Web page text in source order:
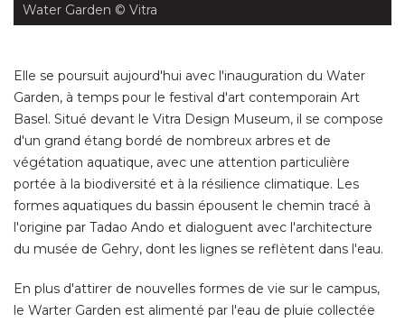
Water Garden © Vitra
Elle se poursuit aujourd'hui avec l'inauguration du Water
Garden, à temps pour le festival d'art contemporain Art
Basel. Situé devant le Vitra Design Museum, il se compose
d'un grand étang bordé de nombreux arbres et de
végétation aquatique, avec une attention particulière
portée à la biodiversité et à la résilience climatique. Les
formes aquatiques du bassin épousent le chemin tracé à
l'origine par Tadao Ando et dialoguent avec l'architecture
du musée de Gehry, dont les lignes se reflètent dans l'eau.
En plus d'attirer de nouvelles formes de vie sur le campus,
le Warter Garden est alimenté par l'eau de pluie collectée